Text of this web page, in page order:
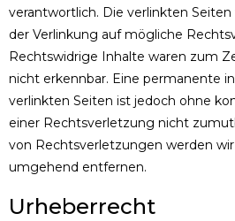
verantwortlich. Die verlinkten
der Verlinkung auf mögliche
Rechtswidrige Inhalte waren zum
nicht erkennbar. Eine permanente
verlinkten Seiten ist jedoch ohne
einer Rechtsverletzung nicht
von Rechtsverletzungen werden
umgehend entfernen.
Urheberrecht